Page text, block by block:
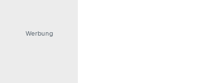
Werbung